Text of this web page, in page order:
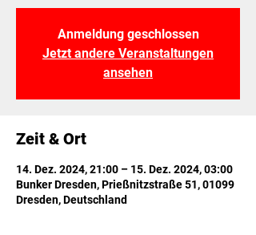
Anmeldung geschlossen
Jetzt andere Veranstaltungen
ansehen
Zeit & Ort
14. Dez. 2024, 21:00 – 15. Dez. 2024, 03:00
Bunker Dresden, Prießnitzstraße 51, 01099
Dresden, Deutschland